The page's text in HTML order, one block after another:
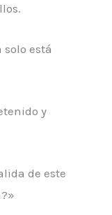
solo está
y
de este